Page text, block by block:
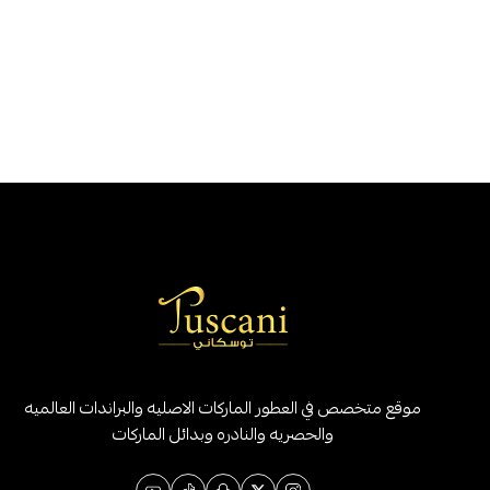
موقع متخصص في العطور الماركات الاصليه والبراندات العالميه
والحصريه والنادره وبدائل الماركات